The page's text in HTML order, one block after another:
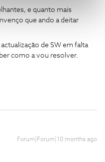
e quanto mais
que ando a deitar
de SW em falta
como a vou resolver.
Forum|Forum|10 months ago